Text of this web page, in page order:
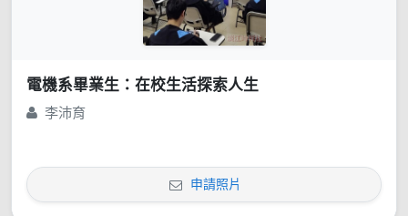
電機系畢業生：在校生活探索人生
李沛育
申請照片